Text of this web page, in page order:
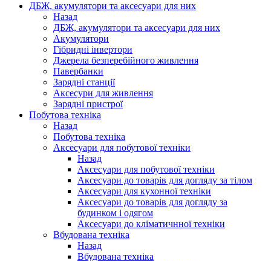
ДБЖ, акумулятори та аксесуари для них
Назад
ДБЖ, акумулятори та аксесуари для них
Акумулятори
Гібридні інвертори
Джерела безперебійного живлення
Павербанки
Зарядні станції
Аксесури для живлення
Зарядні пристрої
Побутова техніка
Назад
Побутова техніка
Аксесуари для побутової техніки
Назад
Аксесуари для побутової техніки
Аксесуари до товарів для догляду за тілом
Аксесуари для кухонної техніки
Аксесуари до товарів для догляду за
будинком і одягом
Аксесуари до кліматичнної техніки
Вбудована техніка
Назад
Вбудована техніка